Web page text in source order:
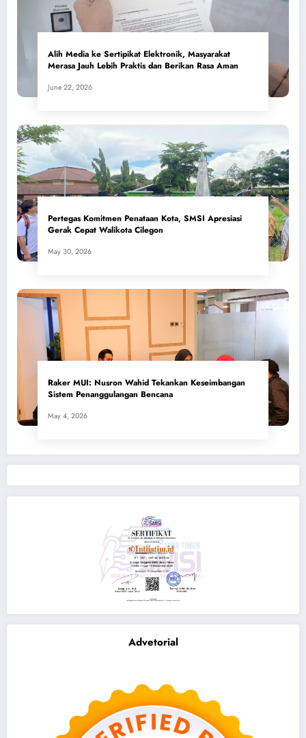
Alih Media ke Sertipikat Elektronik, Masyarakat
Merasa Jauh Lebih Praktis dan Berikan Rasa Aman
June 22, 2026
Pertegas Komitmen Penataan Kota, SMSI Apresiasi
Gerak Cepat Walikota Cilegon
May 30, 2026
​Raker MUI: Nusron Wahid Tekankan Keseimbangan
Sistem Penanggulangan Bencana
May 4, 2026
Advetorial